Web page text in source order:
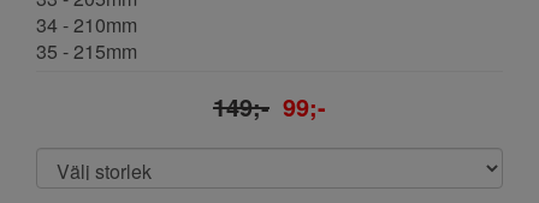
34 - 210mm
35 - 215mm
149;- 99;-